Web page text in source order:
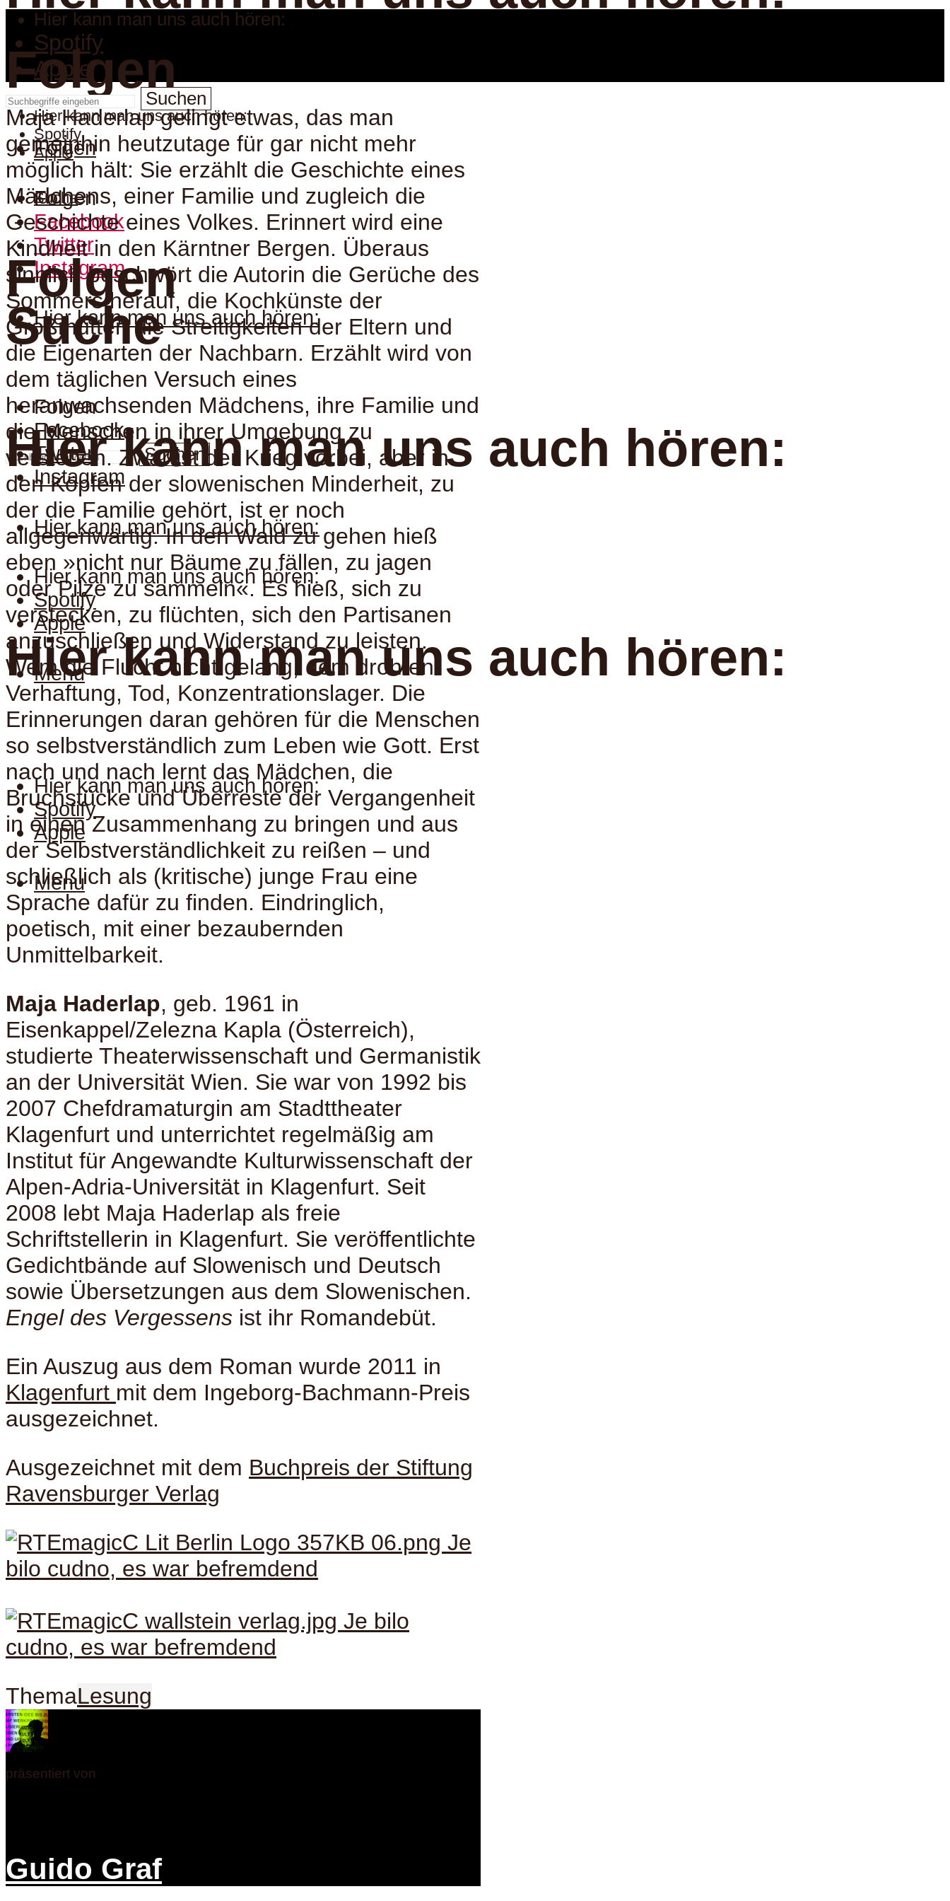
Hier kann man uns auch hören:
Spotify
Apple
Suche
Suche
Suchen
Folgen
Folgen
Facebook
Twitter
Instagram
Hier kann man uns auch hören:
Hier kann man uns auch hören:
Hier kann man uns auch hören:
Spotify
Apple
Menu
Suchen
Folgen
Folgen
Folgen
Facebook
Twitter
Instagram
Hier kann man uns auch hören:
Hier kann man uns auch hören:
Hier kann man uns auch hören:
Spotify
Apple
Menu
Hier kann man uns auch hören:
Spotify
Apple
Maja Haderlap gelingt etwas, das man
gemeinhin heutzutage für gar nicht mehr
möglich hält: Sie erzählt die Geschichte eines
Mädchens, einer Familie und zugleich die
Geschichte eines Volkes. Erinnert wird eine
Kindheit in den Kärntner Bergen. Überaus
sinnlich beschwört die Autorin die Gerüche des
Sommers herauf, die Kochkünste der
Großmutter, die Streitigkeiten der Eltern und
die Eigenarten der Nachbarn. Erzählt wird von
dem täglichen Versuch eines
heranwachsenden Mädchens, ihre Familie und
die Menschen in ihrer Umgebung zu
verstehen. Zwar ist der Krieg vorbei, aber in
den Köpfen der slowenischen Minderheit, zu
der die Familie gehört, ist er noch
allgegenwärtig. In den Wald zu gehen hieß
eben »nicht nur Bäume zu fällen, zu jagen
oder Pilze zu sammeln«. Es hieß, sich zu
verstecken, zu flüchten, sich den Partisanen
anzuschließen und Widerstand zu leisten.
Wem die Flucht nicht gelang, dem drohten
Verhaftung, Tod, Konzentrationslager. Die
Erinnerungen daran gehören für die Menschen
so selbstverständlich zum Leben wie Gott. Erst
nach und nach lernt das Mädchen, die
Bruchstücke und Überreste der Vergangenheit
in einen Zusammenhang zu bringen und aus
der Selbstverständlichkeit zu reißen – und
schließlich als (kritische) junge Frau eine
Sprache dafür zu finden. Eindringlich,
poetisch, mit einer bezaubernden
Unmittelbarkeit.
Maja Haderlap, geb. 1961 in
Eisenkappel/Zelezna Kapla (Österreich),
studierte Theaterwissenschaft und Germanistik
an der Universität Wien. Sie war von 1992 bis
2007 Chefdramaturgin am Stadttheater
Klagenfurt und unterrichtet regelmäßig am
Institut für Angewandte Kulturwissenschaft der
Alpen-Adria-Universität in Klagenfurt. Seit
2008 lebt Maja Haderlap als freie
Schriftstellerin in Klagenfurt. Sie veröffentlichte
Gedichtbände auf Slowenisch und Deutsch
sowie Übersetzungen aus dem Slowenischen.
Engel des Vergessens ist ihr Romandebüt.
Ein Auszug aus dem Roman wurde 2011 in
Klagenfurt mit dem Ingeborg-Bachmann-Preis
ausgezeichnet.
Ausgezeichnet mit dem Buchpreis der Stiftung
Ravensburger Verlag
ThemaLesung
präsentiert von
Guido Graf